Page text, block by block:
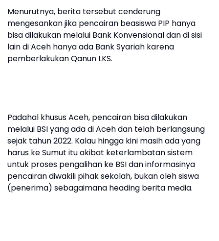
Menurutnya, berita tersebut cenderung
mengesankan jika pencairan beasiswa PIP hanya
bisa dilakukan melalui Bank Konvensional dan di sisi
lain di Aceh hanya ada Bank Syariah karena
pemberlakukan Qanun LKS.
Padahal khusus Aceh, pencairan bisa dilakukan
melalui BSI yang ada di Aceh dan telah berlangsung
sejak tahun 2022. Kalau hingga kini masih ada yang
harus ke Sumut itu akibat keterlambatan sistem
untuk proses pengalihan ke BSI dan informasinya
pencairan diwakili pihak sekolah, bukan oleh siswa
(penerima) sebagaimana heading berita media.